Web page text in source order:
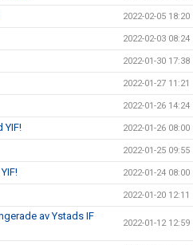
2022-02-05 18:20
2022-02-03 08:24
2022-01-30 17:38
2022-01-27 11:21
2022-01-26 14:24
YIF! 2022-01-26 08:00
2022-01-25 09:55
2022-01-24 08:00
2022-01-20 12:11
av Ystads IF
2022-01-12 12:59